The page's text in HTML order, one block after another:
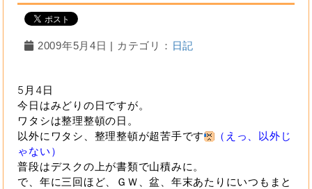
2009年5月4日 | カテゴリ： 日記
5月4日
今日はみどりの日ですが。
ワタシは整理整頓の日。
以外にワタシ、整理整頓が超苦手です
（えっ、以外じ
ゃない）
普段はデスクの上が書類で山積みに。
で、年に三回ほど、ＧＷ、盆、年末あたりにいつもまと